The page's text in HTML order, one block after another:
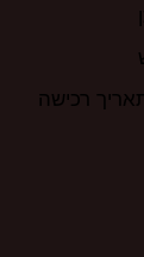
רכישה